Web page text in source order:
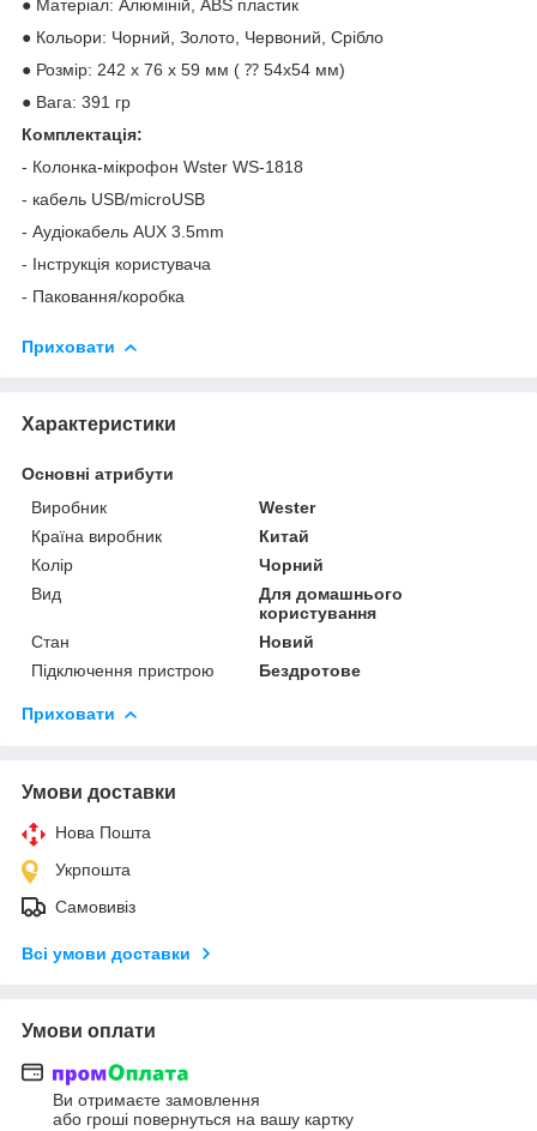
● Матеріал: Алюміній, ABS пластик
● Кольори: Чорний, Золото, Червоний, Срібло
● Розмір: 242 х 76 х 59 мм ( ⁇ 54x54 мм)
● Вага: 391 гр
Комплектація:
- Колонка-мікрофон Wster WS-1818
- кабель USB/microUSB
- Аудіокабель AUX 3.5mm
- Інструкція користувача
- Паковання/коробка
Приховати
Характеристики
Основні атрибути
Виробник
Wester
Країна виробник
Китай
Колір
Чорний
Вид
Для домашнього
користування
Стан
Новий
Підключення пристрою
Бездротове
Приховати
Умови доставки
Нова Пошта
Укрпошта
Самовивіз
Всі умови доставки
Умови оплати
Ви отримаєте замовлення
або гроші повернуться на вашу картку